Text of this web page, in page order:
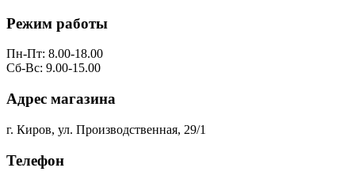
Режим работы
Пн-Пт: 8.00-18.00
Сб-Вс: 9.00-15.00
Адрес магазина
г. Киров, ул. Производственная, 29/1
Телефон